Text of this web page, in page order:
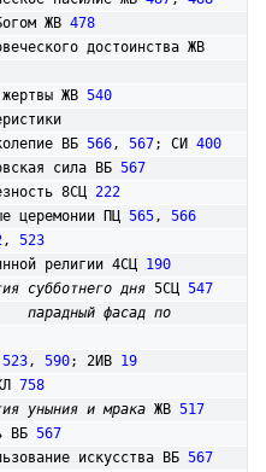
ЖВ
478
жертвы ЖВ
540
ВБ
566, 567; СИ 400
сила ВБ
567
8СЦ
222
церемонии ПЦ
565, 566
, 523
религии 4СЦ
190
субботнего дня 5СЦ 547
парадный фасад по
523, 590; 2ИВ 19
758
уныния и мрака ЖВ 517
ВБ
567
искусства ВБ
567